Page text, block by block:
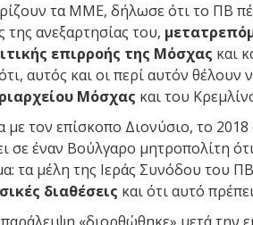
τα ΜΜΕ, δήλωσε ότι το ΠΒ
της ανεξαρτησίας του,
επιρροής της Μόσχας και
αυτός και οι περί αυτόν
Μόσχας και του
τον επίσκοπο Διονύσιο, το
σε έναν Βούλγαρο μητροπολίτη
τα μέλη της Ιεράς Συνόδου του
διαθέσεις και ότι αυτό